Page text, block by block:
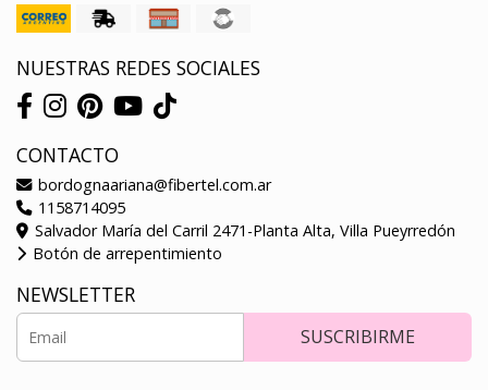
NUESTRAS REDES SOCIALES
CONTACTO
bordognaariana@fibertel.com.ar
1158714095
Salvador María del Carril 2471-Planta Alta, Villa Pueyrredón
Botón de arrepentimiento
NEWSLETTER
SUSCRIBIRME